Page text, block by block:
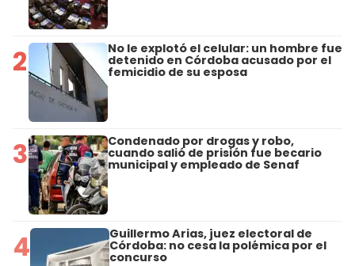
2 No le explotó el celular: un hombre fue
detenido en Córdoba acusado por el
femicidio de su esposa
3 Condenado por drogas y robo,
cuando salió de prisión fue becario
municipal y empleado de Senaf
4 Guillermo Arias, juez electoral de
Córdoba: no cesa la polémica por el
concurso